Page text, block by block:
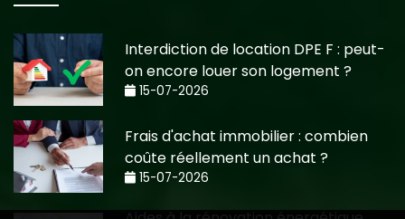
Interdiction de location DPE F : peut-
on encore louer son logement ?
15-07-2026
Frais d'achat immobilier : combien
coûte réellement un achat ?
15-07-2026